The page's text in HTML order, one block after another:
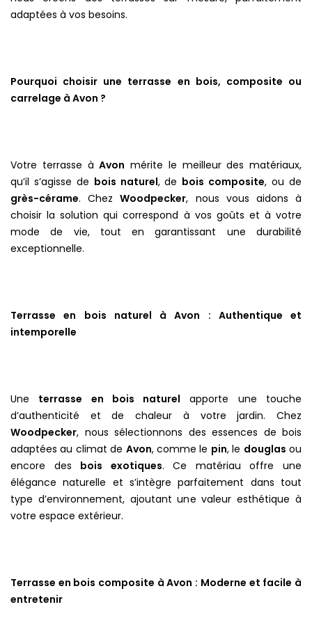
adaptées à vos besoins.
Pourquoi choisir une terrasse en bois, composite ou
carrelage à Avon ?
Votre terrasse àAvon mérite le meilleur des matériaux,
qu’il s’agisse de bois naturel, de bois composite, ou de
grès-cérame. ChezWoodpecker, nous vous aidons à
choisir la solution qui correspond à vos goûts et à votre
mode de vie, tout en garantissant une durabilité
exceptionnelle.
Terrasse en bois naturel à Avon : Authentique et
intemporelle
Une terrasse en bois naturel apporte une touche
d’authenticité et de chaleur à votre jardin. Chez
Woodpecker, nous sélectionnons des essences de bois
adaptées au climat de Avon, comme le pin, le douglas ou
encore des bois exotiques. Ce matériau offre une
élégance naturelle et s’intègre parfaitement dans tout
type d’environnement, ajoutant une valeur esthétique à
votre espace extérieur.
Terrasse en bois composite à Avon : Moderne et facile à
entretenir